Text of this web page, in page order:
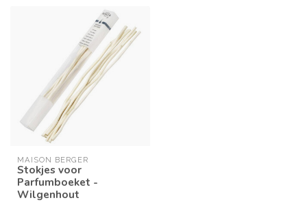
MAISON BERGER
Stokjes voor
Parfumboeket -
Wilgenhout